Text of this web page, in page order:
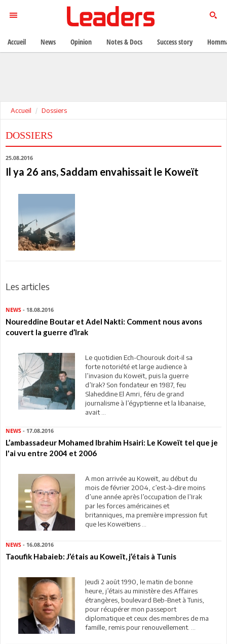
Accueil Dossiers
DOSSIERS
25.08.2016
Il ya 26 ans, Saddam envahissait le Koweït
Les articles
NEWS - 18.08.2016
Noureddine Boutar et Adel Nakti: Comment nous avons
couvert la guerre d’Irak
Le quotidien Ech-Chourouk doit-il sa
forte notoriété et large audience à
l’invasion du Koweït, puis la guerre
d’Irak? Son fondateur en 1987, feu
Slaheddine El Amri, féru de grand
journalisme à l’égyptienne et la libanaise,
avait ...
NEWS - 17.08.2016
L’ambassadeur Mohamed Ibrahim Hsairi: Le Koweït tel que je
l'ai vu entre 2004 et 2006
A mon arrivée au Koweït, au début du
mois de février 2004, c’est-à-dire moins
d’une année après l’occupation de l’Irak
par les forces américaines et
britanniques, ma première impression fut
que les Koweïtiens ...
NEWS - 16.08.2016
Taoufik Habaieb: J’étais au Koweït, j’étais à Tunis
Jeudi 2 août 1990, le matin de bonne
heure, j’étais au ministère des Affaires
étrangères, boulevard Beb-Bnet à Tunis,
pour récupérer mon passeport
diplomatique et ceux des membres de ma
famille, remis pour renouvellement. ...
Accueil News Opinion Notes & Docs Success story